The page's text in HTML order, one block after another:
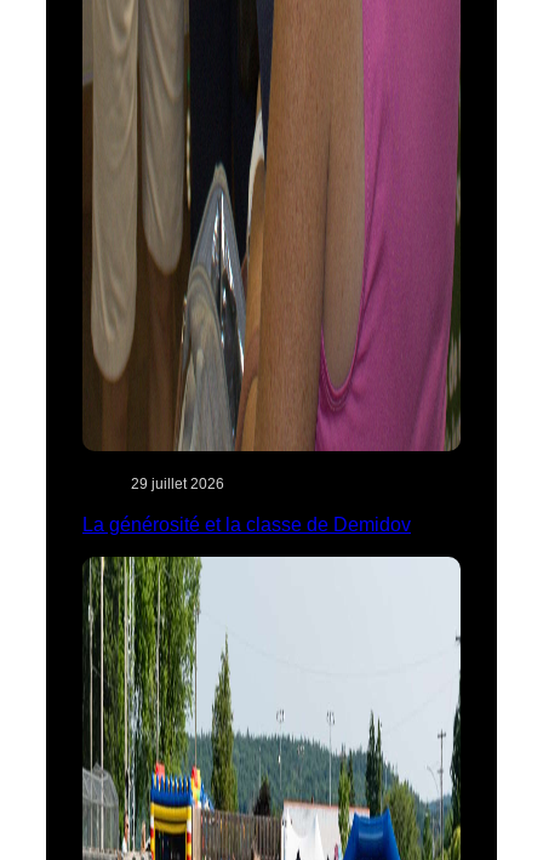
29 juillet 2026
La générosité et la classe de Demidov